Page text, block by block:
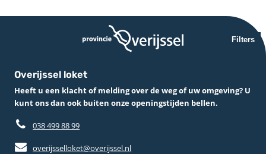
Filters
Overijssel loket
Heeft u een klacht of melding over de weg of uw omgeving? U
kunt ons dan ook buiten onze openingstijden bellen.
038 499 88 99
overijsselloket@overijssel.nl